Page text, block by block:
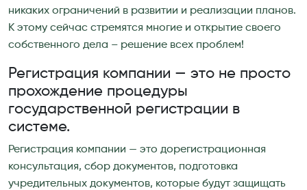
никаких ограничений в развитии и реализации планов.
К этому сейчас стремятся многие и открытие своего
собственного дела – решение всех проблем!
Регистрация компании — это не просто
прохождение процедуры
государственной регистрации в
системе.
Регистрация компании — это дорегистрационная
консультация, сбор документов, подготовка
учредительных документов, которые будут защищать